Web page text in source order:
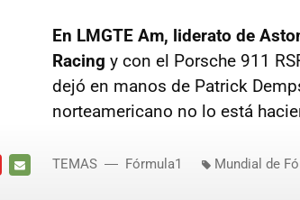
En LMGTE Am, liderato de
Racing y con el Porsche 911
dejó en manos de Patrick
norteamericano no lo está
TEMAS Fórmula1 Mundial de